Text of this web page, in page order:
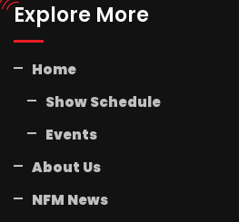
Explore More
Home
Show Schedule
Events
About Us
NFM News